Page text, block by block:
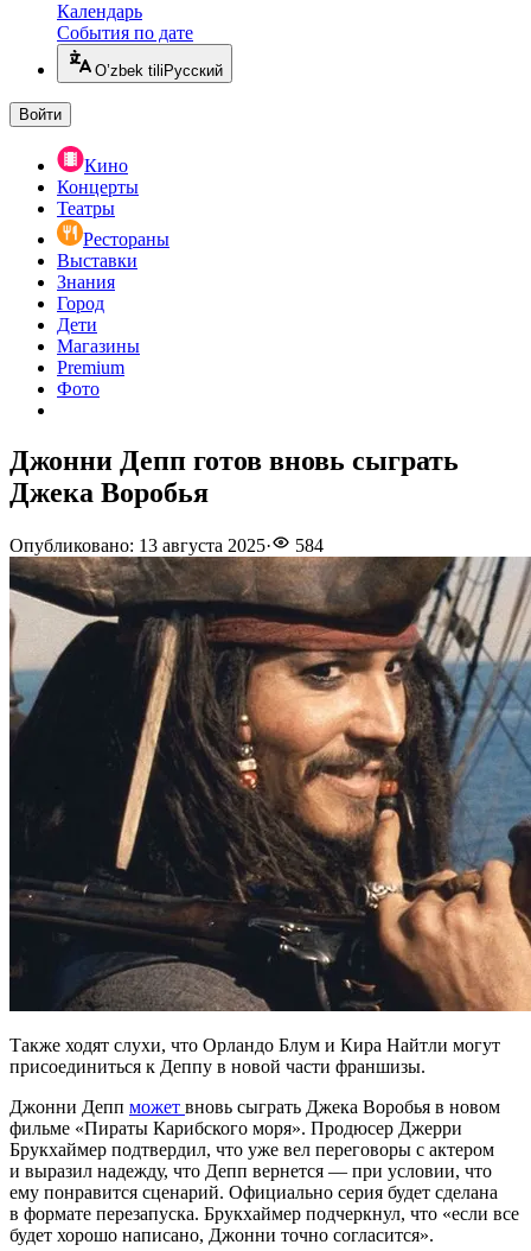
Календарь
События по дате
O’zbek tili Русский
Войти
Кино
Концерты
Театры
Рестораны
Выставки
Знания
Город
Дети
Магазины
Premium
Фото
Джонни Депп готов вновь сыграть
Джека Воробья
Опубликовано: 13 августа 2025· 584
Также ходят слухи, что Орландо Блум и Кира Найтли могут
присоединиться к Деппу в новой части франшизы.
Джонни Депп может вновь сыграть Джека Воробья в новом
фильме «Пираты Карибского моря». Продюсер Джерри
Брукхаймер подтвердил, что уже вел переговоры с актером
и выразил надежду, что Депп вернется — при условии, что
ему понравится сценарий. Официально серия будет сделана
в формате перезапуска. Брукхаймер подчеркнул, что «если все
будет хорошо написано, Джонни точно согласится».